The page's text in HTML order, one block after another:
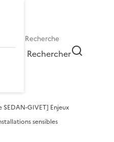
Rechercher
SEDAN-GIVET] Enjeux
sensibles